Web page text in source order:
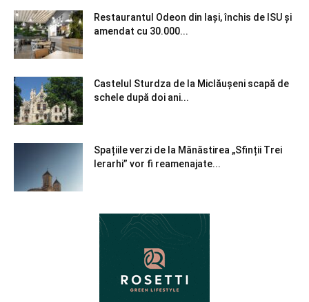
Restaurantul Odeon din Iași, închis de ISU și
amendat cu 30.000...
Castelul Sturdza de la Miclăușeni scapă de
schele după doi ani...
Spațiile verzi de la Mănăstirea „Sfinții Trei
Ierarhi” vor fi reamenajate...